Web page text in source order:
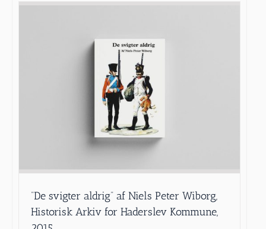
”De svigter aldrig” af Niels Peter Wiborg,
Historisk Arkiv for Haderslev Kommune,